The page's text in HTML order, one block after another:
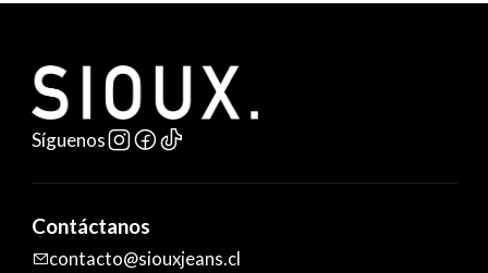
Síguenos
Contáctanos
contacto@siouxjeans.cl